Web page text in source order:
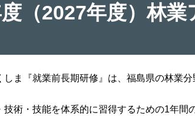
（2027年度）林
ま『就業前長期研修』は、福島県の林業
術・技能を体系的に習得するための1年間